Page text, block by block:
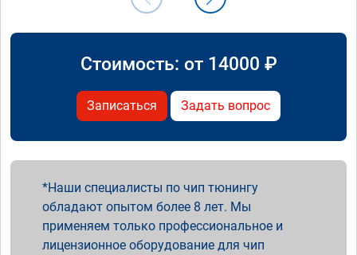
Стоимость: от 14000 ₽
Записаться Задать вопрос
Наши специалисты по чип тюнингу
обладают опытом более 8 лет. Мы
применяем только профессиональное и
лицензионное оборудование для чип